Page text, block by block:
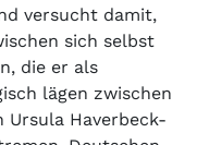
versucht damit,
sich selbst
die er als
lägen zwischen
Haverbeck-